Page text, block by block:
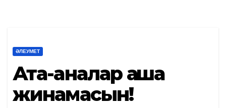
ӘЛЕУМЕТ
Ата-аналар ақша
жинамасын!